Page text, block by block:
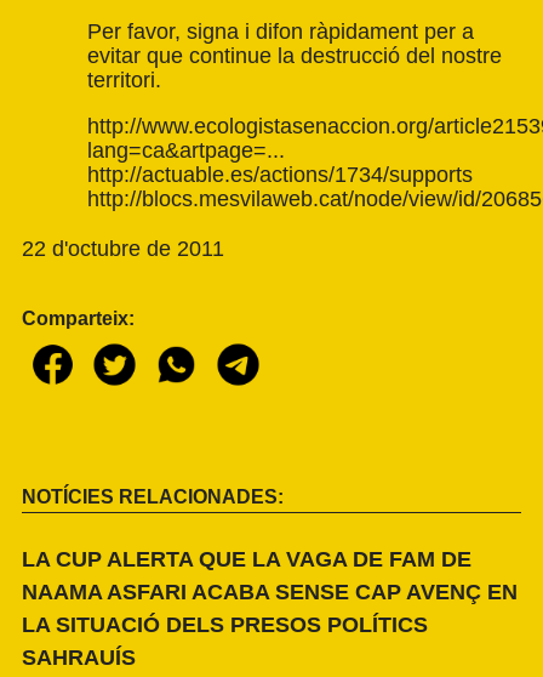
Per favor, signa i difon ràpidament per a
evitar que continue la destrucció del nostre
territori.
http://www.ecologistasenaccion.org/
lang=ca&artpage=...
http://actuable.es/actions/1734/supports
http://blocs.mesvilaweb.cat/node/view/id/
22 d'octubre de 2011
Comparteix:
NOTÍCIES RELACIONADES:
LA CUP ALERTA QUE LA VAGA DE FAM DE
NAAMA ASFARI ACABA SENSE CAP AVENÇ EN
LA SITUACIÓ DELS PRESOS POLÍTICS
SAHRAUÍS